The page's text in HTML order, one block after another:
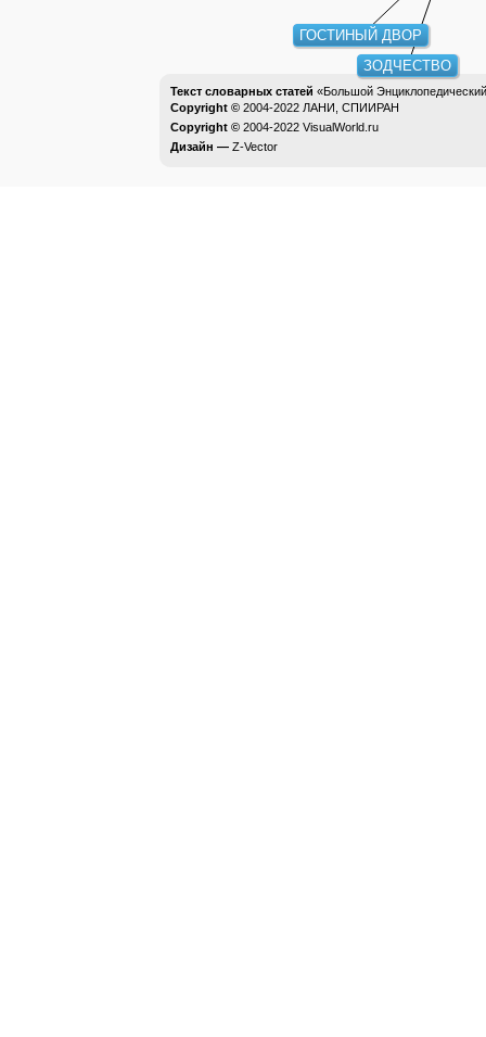
ГОСТИНЫЙ ДВОР
ЗОДЧЕСТВО
Текст словарных статей «Большой
Copyright © 2004-2022 ЛАНИ, СПИИРАН
Copyright © 2004-2022 VisualWorld.ru
Дизайн — Z-Vector